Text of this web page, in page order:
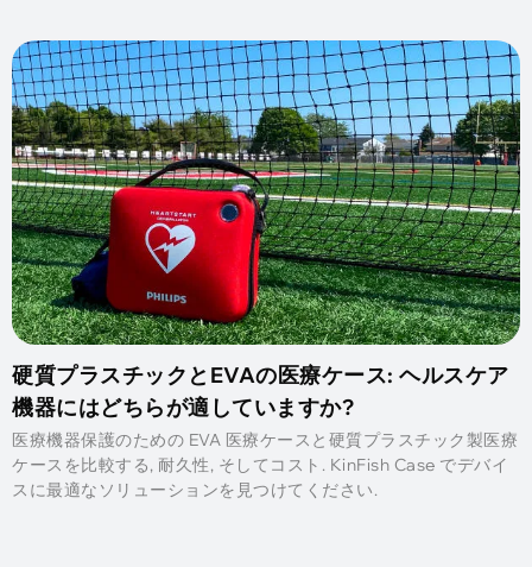
硬質プラスチックとEVAの医療ケース: ヘルスケア
機器にはどちらが適していますか?
医療機器保護のための EVA 医療ケースと硬質プラスチック製医療
ケースを比較する, 耐久性, そしてコスト. KinFish Case でデバイ
スに最適なソリューションを見つけてください.